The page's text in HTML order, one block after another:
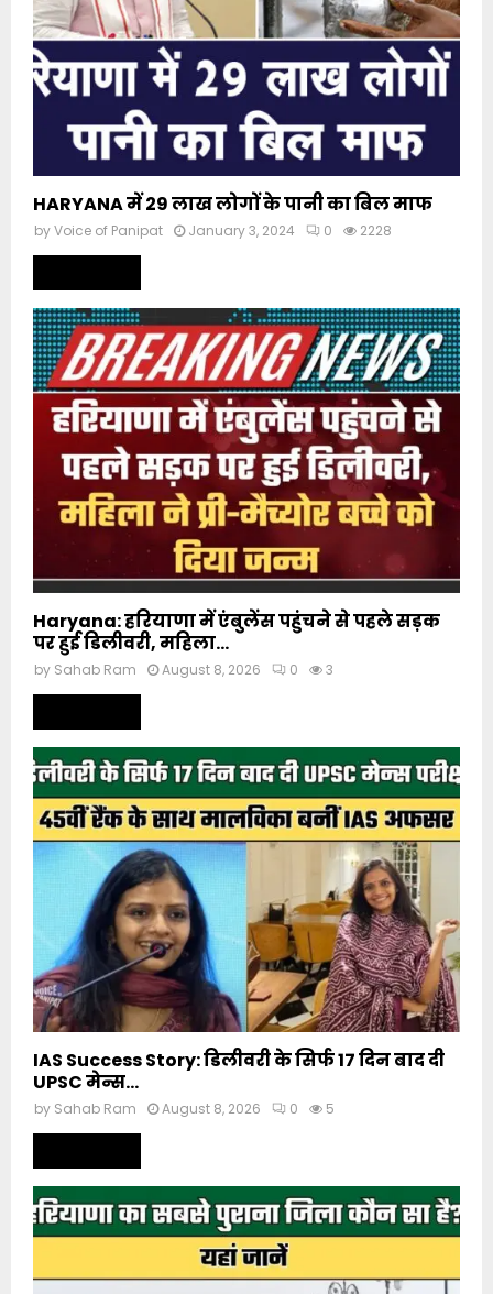
HARYANA में 29 लाख लोगों के पानी का बिल माफ
byVoice of Panipat January 3, 2024 0 2228
Haryana: हरियाणा में एंबुलेंस पहुंचने से पहले सड़क
पर हुई डिलीवरी, महिला...
by Sahab Ram August 8, 2026 0 3
IAS Success Story: डिलीवरी के सिर्फ 17 दिन बाद दी
UPSC मेन्स...
by Sahab Ram August 8, 2026 0 5